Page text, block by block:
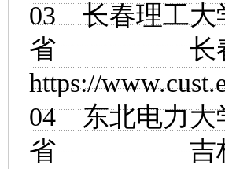
03 长春理工大
省 长
https://
04东北电力大
省 吉